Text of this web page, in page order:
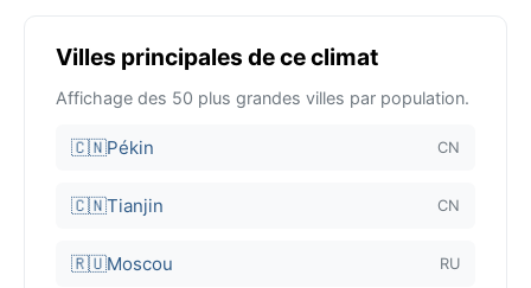
Villes principales de ce climat
Affichage des 50 plus grandes villes par population.
🇨🇳Pékin CN
🇨🇳Tianjin CN
🇷🇺Moscou RU